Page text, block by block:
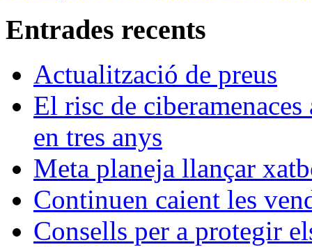
Entrades recents
Actualització de preus
El risc de
en tres anys
Meta planeja llançar
Continuen caient les
Consells per a protegir